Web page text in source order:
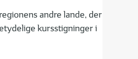
andre lande, der
kursstigninger i